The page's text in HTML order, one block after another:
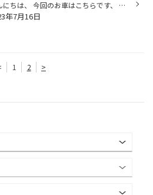
こんにちは、 今回のお車はこちらです、 メルセデスベンツ 交換前のタイヤがこちらです。 今回お取付けさせて頂く商品がこちらです、 POTENZA S007A ハブ部分の防錆作業も行います。 タイヤの交換完了しました。 お車にお取付けして行きます。 交換作業完了しました(^O^)／ 今回は、 ご来店頂きまし...
年7月16日
1 2 >